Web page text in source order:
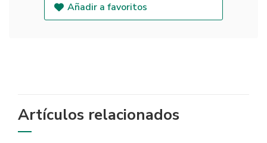
Añadir a favoritos
Artículos relacionados